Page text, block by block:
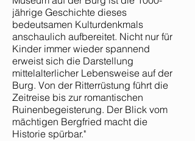
jährige Geschichte dieses
bedeutsamen Kulturdenkmals
anschaulich aufbereitet. Nicht nur für
Kinder immer wieder spannend
erweist sich die Darstellung
mittelalterlicher Lebensweise auf der
Burg. Von der Ritterrüstung führt die
Zeitreise bis zur romantischen
Ruinenbegeisterung. Der Blick vom
mächtigen Bergfried macht die
Historie spürbar."